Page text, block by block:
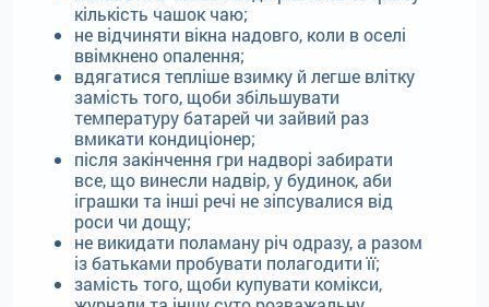
кількість чашок чаю;
не відчиняти вікна надовго, коли в оселі
ввімкнено опалення;
вдягатися тепліше взимку й легше влітку
замість того, щоби збільшувати
температуру батарей чи зайвий раз
вмикати кондиціонер;
після закінчення гри надворі забирати
все, що винесли надвір, у будинок, аби
іграшки та інші речі не зіпсувалися від
роси чи дощу;
не викидати поламану річ одразу, а разом
із батьками пробувати полагодити її;
замість того, щоби купувати комікси,